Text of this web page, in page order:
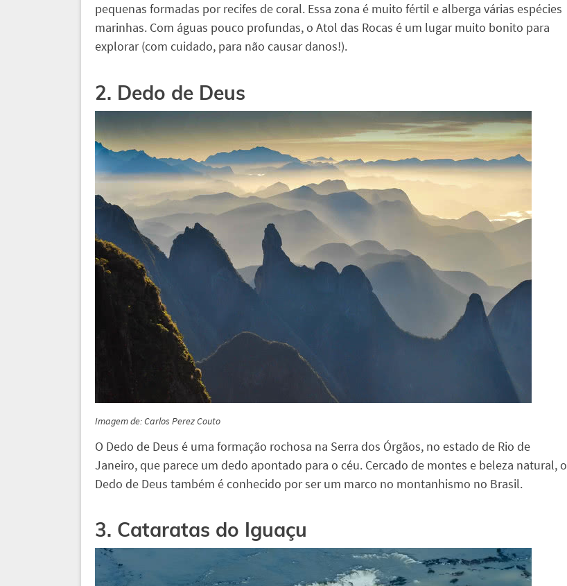
pequenas formadas por recifes de coral. Essa zona é muito fértil e alberga várias espécies
marinhas. Com águas pouco profundas, o Atol das Rocas é um lugar muito bonito para
explorar (com cuidado, para não causar danos!).
2. Dedo de Deus
Imagem de: Carlos Perez Couto
O Dedo de Deus é uma formação rochosa na Serra dos Órgãos, no estado de Rio de
Janeiro, que parece um dedo apontado para o céu. Cercado de montes e beleza natural, o
Dedo de Deus também é conhecido por ser um marco no montanhismo no Brasil.
3. Cataratas do Iguaçu